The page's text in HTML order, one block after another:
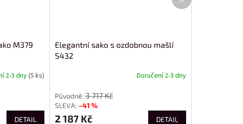
M379
2-3 dny(5 ks)
DETAIL
Elegantní sako s ozdobnou mašlí
S432
Doručení 2-3 dny
3 717 Kč
–41 %
2 187 Kč DETAIL
produkt